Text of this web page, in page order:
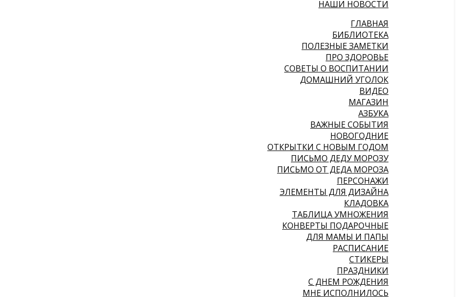
НАШИ НОВОСТИ
ГЛАВНАЯ
БИБЛИОТЕКА
ПОЛЕЗНЫЕ ЗАМЕТКИ
ПРО ЗДОРОВЬЕ
СОВЕТЫ О ВОСПИТАНИИ
ДОМАШНИЙ УГОЛОК
ВИДЕО
МАГАЗИН
АЗБУКА
ВАЖНЫЕ СОБЫТИЯ
НОВОГОДНИЕ
ОТКРЫТКИ С НОВЫМ ГОДОМ
ПИСЬМО ДЕДУ МОРОЗУ
ПИСЬМО ОТ ДЕДА МОРОЗА
ПЕРСОНАЖИ
ЭЛЕМЕНТЫ ДЛЯ ДИЗАЙНА
КЛАДОВКА
ТАБЛИЦА УМНОЖЕНИЯ
КОНВЕРТЫ ПОДАРОЧНЫЕ
ДЛЯ МАМЫ И ПАПЫ
РАСПИСАНИЕ
СТИКЕРЫ
ПРАЗДНИКИ
С ДНЕМ РОЖДЕНИЯ
МНЕ ИСПОЛНИЛОСЬ